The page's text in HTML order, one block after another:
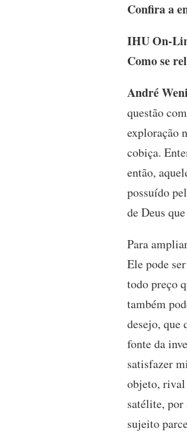
Confira a
IHU On-
Como se
André
questão
exploração
cobiça.
então,
possuído
de Deus
Para
Ele pode
todo preço
também
desejo, que
fonte da
satisfazer
objeto, rival
satélite, por
sujeito